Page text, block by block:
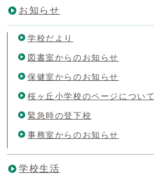
お知らせ
学校だより
図書室からのお知らせ
保健室からのお知らせ
桜ヶ丘小学校のページについて
緊急時の登下校
事務室からのお知らせ
学校生活